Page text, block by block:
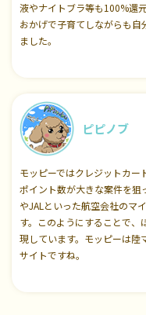
液やナイトブラ等も100%還
おかげで子育てしながらも自
ました。
ピピノブ
モッピーではクレジットカー
ポイント数が大きな案件を狙
やJALといった航空会社のマ
す。このようにすることで
現しています。モッピーは陸
サイトですね。